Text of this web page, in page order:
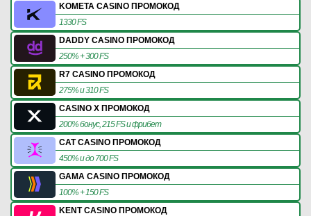
KOMETA CASINO ПРОМОКОД
1330 FS
DADDY CASINO ПРОМОКОД
250% + 300 FS
R7 CASINO ПРОМОКОД
275% и 310 FS
CASINO X ПРОМОКОД
200% бонус, 215 FS и фрибет
CAT CASINO ПРОМОКОД
450% и до 700 FS
GAMA CASINO ПРОМОКОД
100% + 150 FS
KENT CASINO ПРОМОКОД